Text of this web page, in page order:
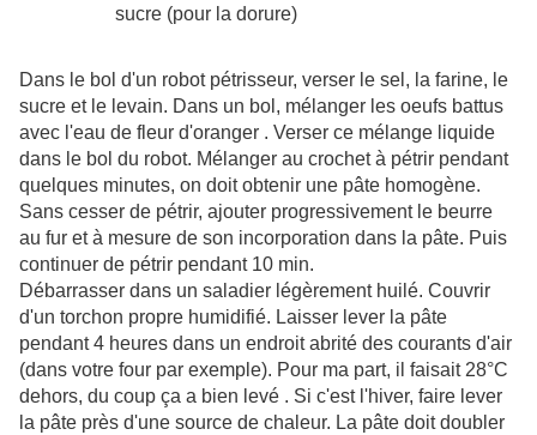
sucre (pour la dorure)
Dans le bol d'un robot pétrisseur, verser le sel, la farine, le
sucre et le levain. Dans un bol, mélanger les oeufs battus
avec l'eau de fleur d'oranger . Verser ce mélange liquide
dans le bol du robot. Mélanger au crochet à pétrir pendant
quelques minutes, on doit obtenir une pâte homogène.
Sans cesser de pétrir, ajouter progressivement le beurre
au fur et à mesure de son incorporation dans la pâte. Puis
continuer de pétrir pendant 10 min.
Débarrasser dans un saladier légèrement huilé. Couvrir
d'un torchon propre humidifié. Laisser lever la pâte
pendant 4 heures dans un endroit abrité des courants d'air
(dans votre four par exemple). Pour ma part, il faisait 28°C
dehors, du coup ça a bien levé . Si c'est l'hiver, faire lever
la pâte près d'une source de chaleur. La pâte doit doubler